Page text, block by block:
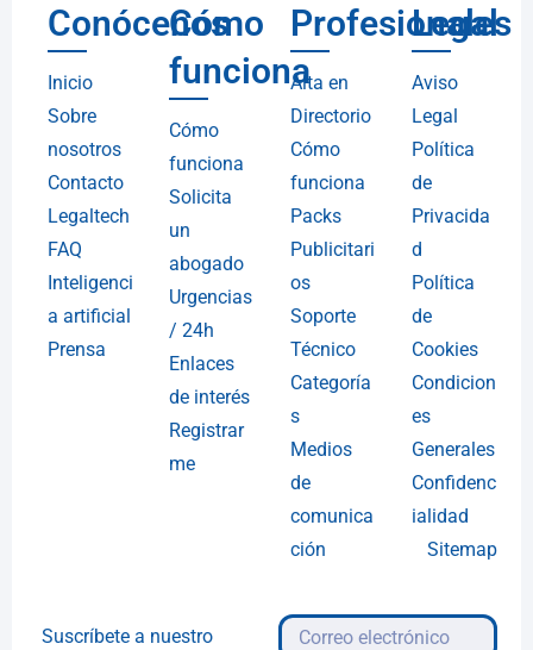
Conócenos
Inicio
Sobre
nosotros
Contacto
Legaltech
FAQ
Inteligenci
a artificial
Prensa
Cómo
funciona
Cómo
funciona
Solicita
un
abogado
Urgencias
/ 24h
Enlaces
de interés
Registrar
me
Profesionales
Alta en
Directorio
Cómo
funciona
Packs
Publicitari
os
Soporte
Técnico
Categoría
s
Medios
de
comunica
ción
Legal
Aviso
Legal
Política
de
Privacida
d
Política
de
Cookies
Condicion
es
Generales
Confidenc
ialidad
Sitemap
Suscríbete a nuestro